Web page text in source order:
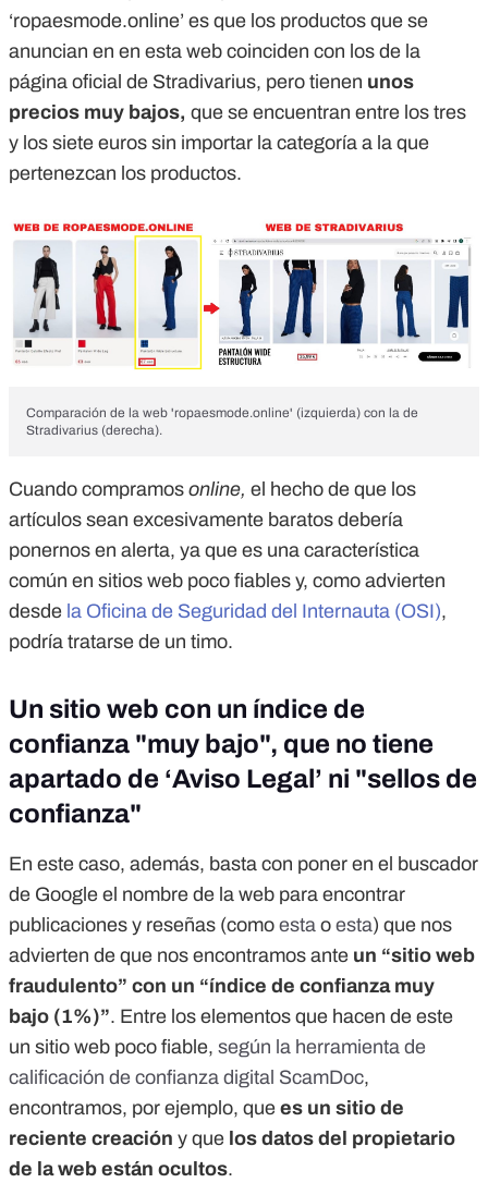
‘ropaesmode.online’ es que los productos que se
anuncian en en esta web coinciden con los de la
página oficial de Stradivarius, pero tienen unos
precios muy bajos, que se encuentran entre los tres
y los siete euros sin importar la categoría a la que
pertenezcan los productos.
Comparación de la web 'ropaesmode.online' (izquierda) con la de
Stradivarius (derecha).
Cuando compramos online, el hecho de que los
artículos sean excesivamente baratos debería
ponernos en alerta, ya que es una característica
común en sitios web poco fiables y, como advierten
desde la Oficina de Seguridad del Internauta (OSI),
podría tratarse de un timo.
Un sitio web con un índice de
confianza "muy bajo", que no tiene
apartado de ‘Aviso Legal’ ni "sellos de
confianza"
En este caso, además, basta con poner en el buscador
de Google el nombre de la web para encontrar
publicaciones y reseñas (como esta o esta) que nos
advierten de que nos encontramos ante un “sitio web
fraudulento” con un “índice de confianza muy
bajo (1%)”. Entre los elementos que hacen de este
un sitio web poco fiable, según la herramienta de
calificación de confianza digital ScamDoc,
encontramos, por ejemplo, que es un sitio de
reciente creación y que los datos del propietario
de la web están ocultos.